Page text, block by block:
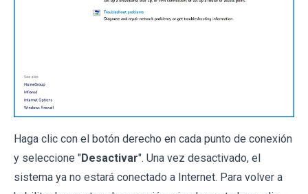
Haga clic con el botón derecho en cada punto de conexión
y seleccione "Desactivar". Una vez desactivado, el
sistema ya no estará conectado a Internet. Para volver a